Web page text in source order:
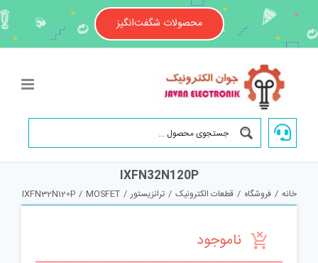
content
محصولات شگفت‌انگیز
IXFN32N120P
خانه / فروشگاه / قطعات الکترونیک / ترانزیستور /
MOSFET
/
IXFN32N120P
ناموجود